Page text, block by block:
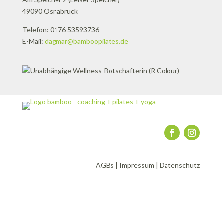
49090 Osnabrück
Telefon: 0176 53593736
E-Mail: dagmar@bamboopilates.de
AGBs | Impressum |Datenschutz